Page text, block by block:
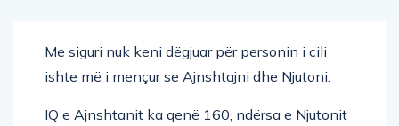
Me siguri nuk keni dëgjuar për personin i cili
ishte më i mençur se Ajnshtajni dhe Njutoni.
IQ e Ajnshtanit ka qenë 160, ndërsa e Njutonit